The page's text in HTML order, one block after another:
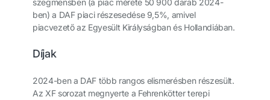
szegmensben (a piac mérete 50 900 darab 2024-
ben) a DAF piaci részesedése 9,5%, amivel
piacvezető az Egyesült Királyságban és Hollandiában.
Díjak
2024-ben a DAF több rangos elismerésben részesült.
Az XF sorozat megnyerte a Fehrenkötter terepi